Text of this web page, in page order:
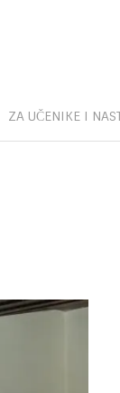
ZA UČENIKE I